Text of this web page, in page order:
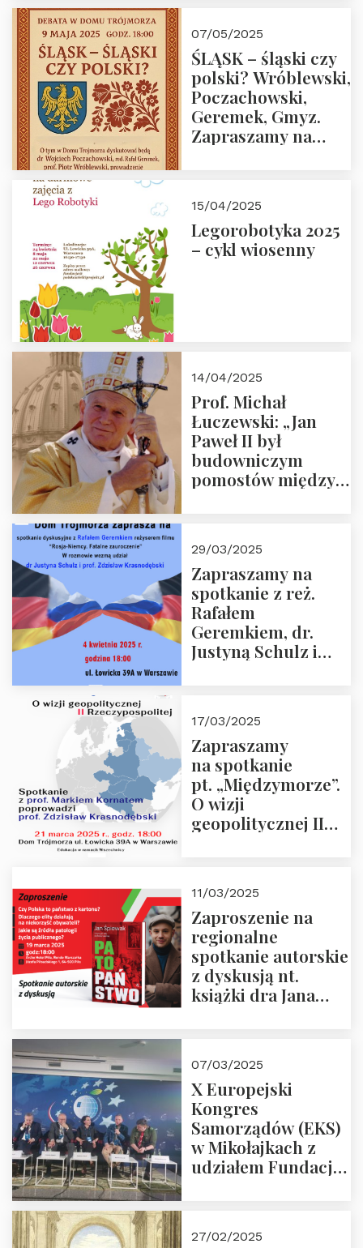
07/05/2025
ŚLĄSK – śląski czy
polski? Wróblewski,
Poczachowski,
Geremek, Gmyz.
Zapraszamy na
Trójmorza.
15/04/2025
Legorobotyka 2025
– cykl wiosenny
14/04/2025
Prof. Michał
Łuczewski: „Jan
Paweł II był
budowniczym
pomostów między
29/03/2025
Zapraszamy na
spotkanie z reż.
Rafałem
Geremkiem, dr.
Justyną Schulz i
“Rosja-Niemcy…”
17/03/2025
Zapraszamy
na spotkanie
pt. „Międzymorze”.
O wizji
geopolitycznej II
i prof.
Krasnodębski
11/03/2025
Zaproszenie na
regionalne
spotkanie autorskie
z dyskusją nt.
książki dra Jana
07/03/2025
X Europejski
Kongres
Samorządów (EKS)
w Mikołajkach z
udziałem Fundacji
27/02/2025